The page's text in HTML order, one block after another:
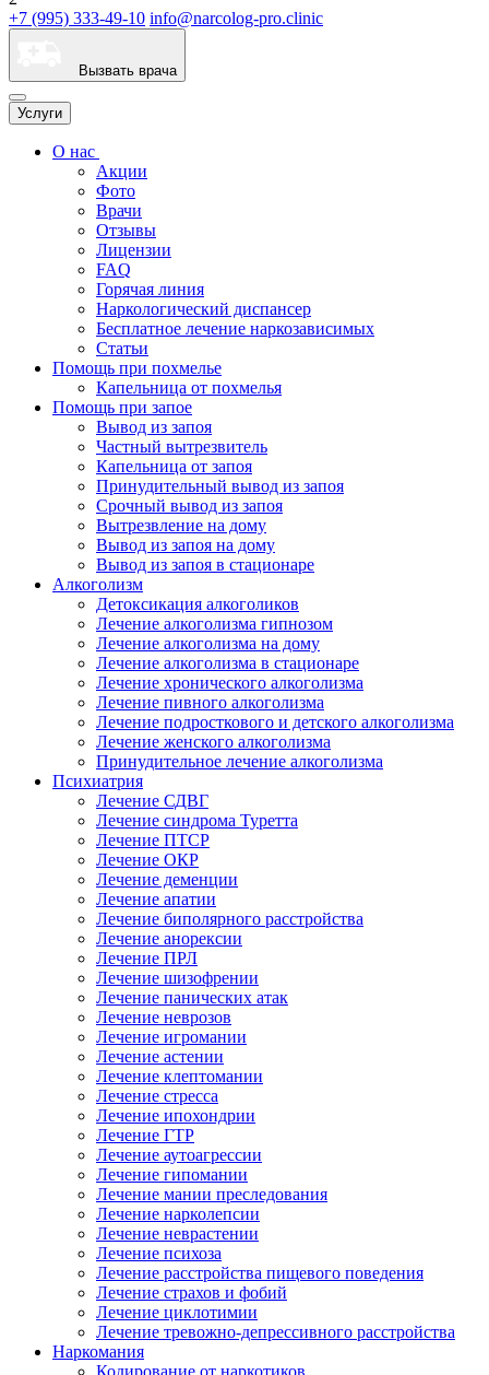
+7 (995) 333-49-10 info@narcolog-pro.clinic
Вызвать врача
Услуги
О нас
Акции
Фото
Врачи
Отзывы
Лицензии
FAQ
Горячая линия
Наркологический диспансер
Бесплатное лечение наркозависимых
Статьи
Помощь при похмелье
Капельница от похмелья
Помощь при запое
Вывод из запоя
Частный вытрезвитель
Капельница от запоя
Принудительный вывод из запоя
Срочный вывод из запоя
Вытрезвление на дому
Вывод из запоя на дому
Вывод из запоя в стационаре
Алкоголизм
Детоксикация алкоголиков
Лечение алкоголизма гипнозом
Лечение алкоголизма на дому
Лечение алкоголизма в стационаре
Лечение хронического алкоголизма
Лечение пивного алкоголизма
Лечение подросткового и детского алкоголизма
Лечение женского алкоголизма
Принудительное лечение алкоголизма
Психиатрия
Лечение СДВГ
Лечение синдрома Туретта
Лечение ПТСР
Лечение ОКР
Лечение деменции
Лечение апатии
Лечение биполярного расстройства
Лечение анорексии
Лечение ПРЛ
Лечение шизофрении
Лечение панических атак
Лечение неврозов
Лечение игромании
Лечение астении
Лечение клептомании
Лечение стресса
Лечение ипохондрии
Лечение ГТР
Лечение аутоагрессии
Лечение гипомании
Лечение мании преследования
Лечение нарколепсии
Лечение неврастении
Лечение психоза
Лечение расстройства пищевого поведения
Лечение страхов и фобий
Лечение циклотимии
Лечение тревожно-депрессивного расстройства
Наркомания
Кодирование от наркотиков